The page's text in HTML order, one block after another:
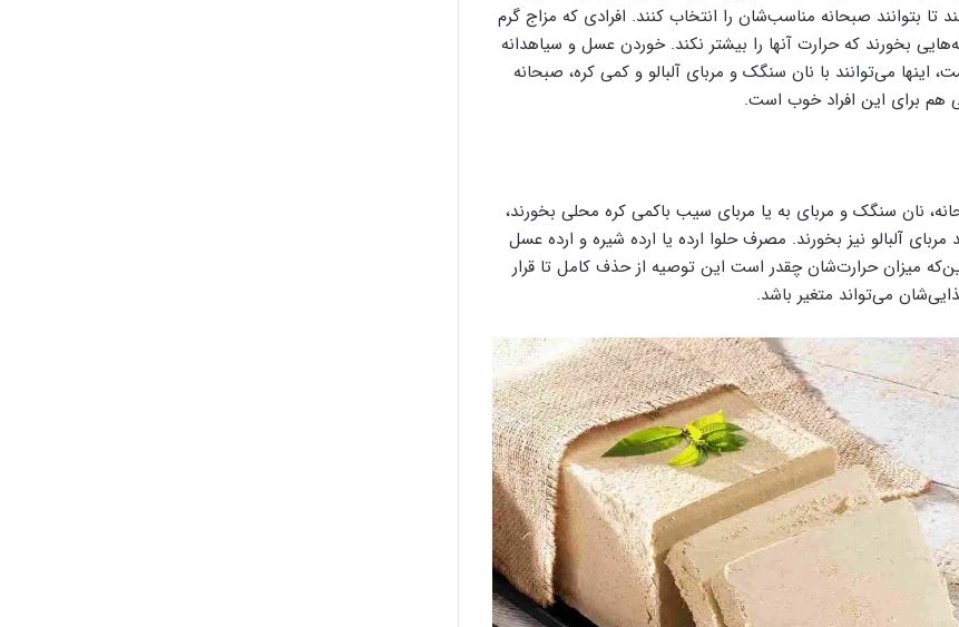
تا بتوانند صبحانه مناسب‌شان را انتخاب کنند. افرادی که مزاج گرم
بخورند که حرارت آنها را بیشتر نکند. خوردن عسل و سیاهدانه
اینها می‌توانند با نان سنگک و مربای آلبالو و کمی کره، صبحانه
هم برای این افراد خوب است.
نان سنگک و مربای به یا مربای سیب باکمی کره محلی بخورند،
آلبالو نیز بخورند. مصرف حلوا ارده یا ارده شیره و ارده عسل
میزان حرارت‌شان چقدر است این توصیه از حذف کامل تا قرار
می‌تواند متغیر باشد.